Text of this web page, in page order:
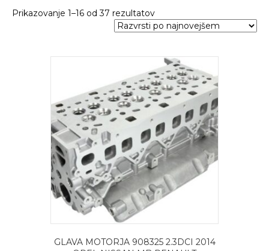
Prikazovanje 1–16 od 37 rezultatovSorted
by
GLAVA MOTORJA 908325 2.3DCI 2014